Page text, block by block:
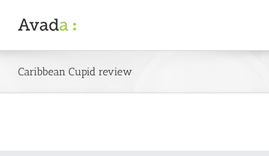
content
Caribbean Cupid review